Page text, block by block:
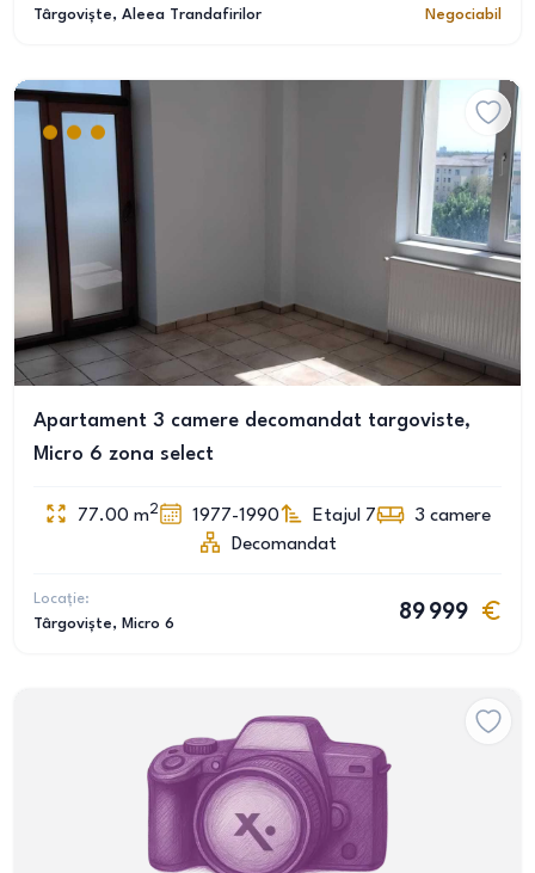
Târgoviște, Aleea Trandafirilor Negociabil
Apartament 3 camere decomandat targoviste,
Micro 6 zona select
77.00 m2 1977-1990 Etajul 7 3 camere
Decomandat
Locație:
Târgoviște, Micro 6
89 999